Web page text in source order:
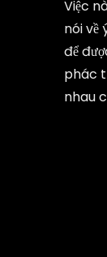
Việc
nói về
để
phác
nhau